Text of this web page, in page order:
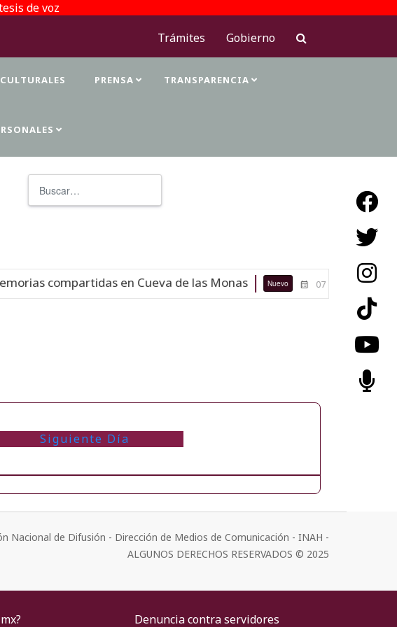
de voz
Trámites
Gobierno
PRENSA TRANSPARENCIA
compartidas en Cueva de las Monas Nuevo 07-08-26
Siguiente Día
Nacional de Difusión - Dirección de Medios de Comunicación - INAH -
ALGUNOS DERECHOS RESERVADOS © 2025
Denuncia contra servidores